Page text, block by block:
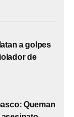
a golpes
de
Queman